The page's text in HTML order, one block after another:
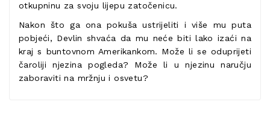
otkupninu za svoju lijepu zatočenicu.
Nakon što ga ona pokuša ustrijeliti i više mu puta
pobjeći, Devlin shvaća da mu neće biti lako izaći na
kraj s buntovnom Amerikankom. Može li se oduprijeti
čaroliji njezina pogleda? Može li u njezinu naručju
zaboraviti na mržnju i osvetu?